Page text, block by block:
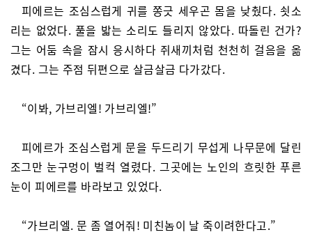
피에르는 조심스럽게 귀를 쫑긋 세우곤 몸을 낮췄다. 쇳소
리는 없었다. 풀을 밟는 소리도 들리지 않았다. 따돌린 건가?
그는 어둠 속을 잠시 응시하다 쥐새끼처럼 천천히 걸음을 옮
겼다. 그는 주점 뒤편으로 살금살금 다가갔다.
“이봐, 가브리엘! 가브리엘!”
피에르가 조심스럽게 문을 두드리기 무섭게 나무문에 달린
조그만 눈구멍이 벌컥 열렸다. 그곳에는 노인의 흐릿한 푸른
눈이 피에르를 바라보고 있었다.
“가브리엘. 문 좀 열어줘! 미친놈이 날 죽이려한다고.”